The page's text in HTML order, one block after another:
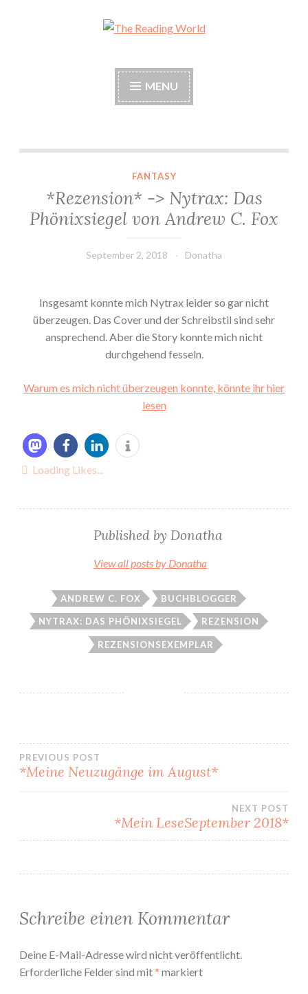
The Reading World
MENU
*Rezension* -> Nytrax: Das Phönixsiegel von Andrew C. Fox
FANTASY
*Rezension* -> Nytrax: Das
Phönixsiegel von Andrew C. Fox
September 2, 2018 Donatha
Insgesamt konnte mich Nytrax leider so gar nicht
überzeugen. Das Cover und der Schreibstil sind sehr
ansprechend. Aber die Story konnte mich nicht
durchgehend fesseln.
Warum es mich nicht überzeugen konnte, könnte ihr hier
lesen
Loading Likes...
Published by Donatha
View all posts by Donatha
ANDREW C. FOX BUCHBLOGGER
NYTRAX: DAS PHÖNIXSIEGEL REZENSION
REZENSIONSEXEMPLAR
Beitragsnavigation
PREVIOUS POST
*Meine Neuzugänge im August*
NEXT POST
*Mein LeseSeptember 2018*
Schreibe einen Kommentar
Deine E-Mail-Adresse wird nicht veröffentlicht.
Erforderliche Felder sind mit* markiert